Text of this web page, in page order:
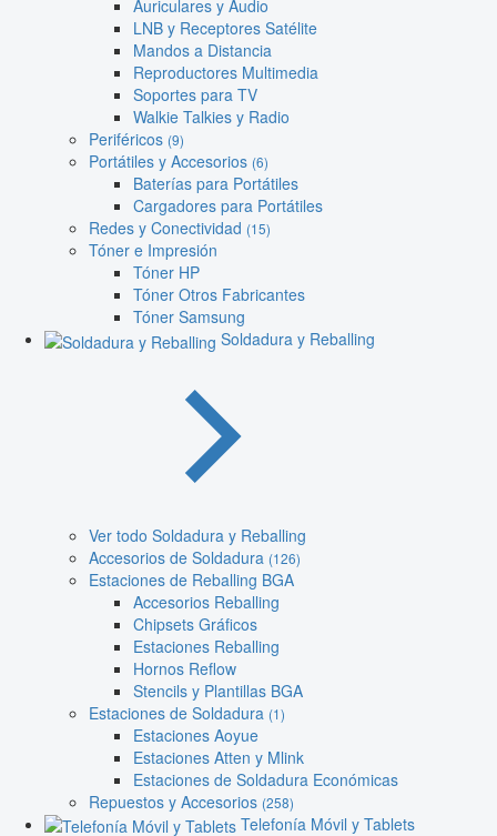
Auriculares y Audio
LNB y Receptores Satélite
Mandos a Distancia
Reproductores Multimedia
Soportes para TV
Walkie Talkies y Radio
Periféricos (9)
Portátiles y Accesorios (6)
Baterías para Portátiles
Cargadores para Portátiles
Redes y Conectividad (15)
Tóner e Impresión
Tóner HP
Tóner Otros Fabricantes
Tóner Samsung
Soldadura y Reballing
Ver todo Soldadura y Reballing
Accesorios de Soldadura (126)
Estaciones de Reballing BGA
Accesorios Reballing
Chipsets Gráficos
Estaciones Reballing
Hornos Reflow
Stencils y Plantillas BGA
Estaciones de Soldadura (1)
Estaciones Aoyue
Estaciones Atten y Mlink
Estaciones de Soldadura Económicas
Repuestos y Accesorios (258)
Telefonía Móvil y Tablets